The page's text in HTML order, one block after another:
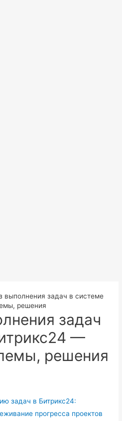
выполнения задач в системе
решения
задач
—
решения
задач в Битрикс24:
прогресса проектов